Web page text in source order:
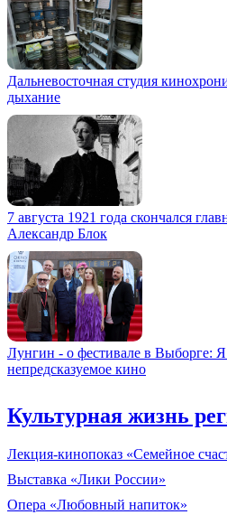
Дальневосточная студия
дыхание
7 августа 1921 года скончался
Александр Блок
Лунгин - о фестивале в Выборге:
непредсказуемое кино
Культурная жизнь
Лекция-кинопоказ «Семейное
Выставка «Лики России»
Опера «Любовный напиток»